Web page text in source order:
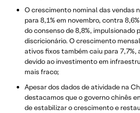
O crescimento nominal das vendas
para 8,1% em novembro, contra
do consenso de 8,8%, impulsionado
discricionário. O crescimento
ativos fixos também caiu para 7,7%,
devido ao investimento em
mais fraco;
​Apesar dos dados de atividade na
destacamos que o governo chinês
de estabilizar o crescimento e